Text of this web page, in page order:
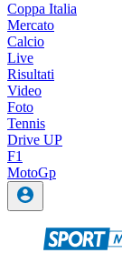
Coppa Italia
Mercato
Calcio
Live
Risultati
Video
Foto
Tennis
Drive UP
F1
MotoGp